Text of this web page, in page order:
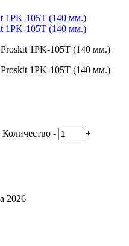
Количество - +
2026